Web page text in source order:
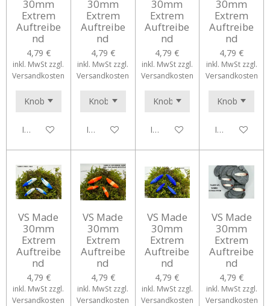
30mm
Extrem
Auftreibe
nd
4,79 €
inkl. MwSt zzgl.
Versandkosten
In den Warenkorb
30mm
Extrem
Auftreibe
nd
4,79 €
inkl. MwSt zzgl.
Versandkosten
In den Warenkorb
30mm
Extrem
Auftreibe
nd
4,79 €
inkl. MwSt zzgl.
Versandkosten
In den Warenkorb
30mm
Extrem
Auftreibe
nd
4,79 €
inkl. MwSt zzgl.
Versandkosten
In den
VS Made
30mm
Extrem
Auftreibe
nd
4,79 €
inkl. MwSt zzgl.
Versandkosten
VS Made
30mm
Extrem
Auftreibe
nd
4,79 €
inkl. MwSt zzgl.
Versandkosten
VS Made
30mm
Extrem
Auftreibe
nd
4,79 €
inkl. MwSt zzgl.
Versandkosten
VS Made
30mm
Extrem
Auftreibe
nd
4,79 €
inkl. MwSt zzgl.
Versandkosten